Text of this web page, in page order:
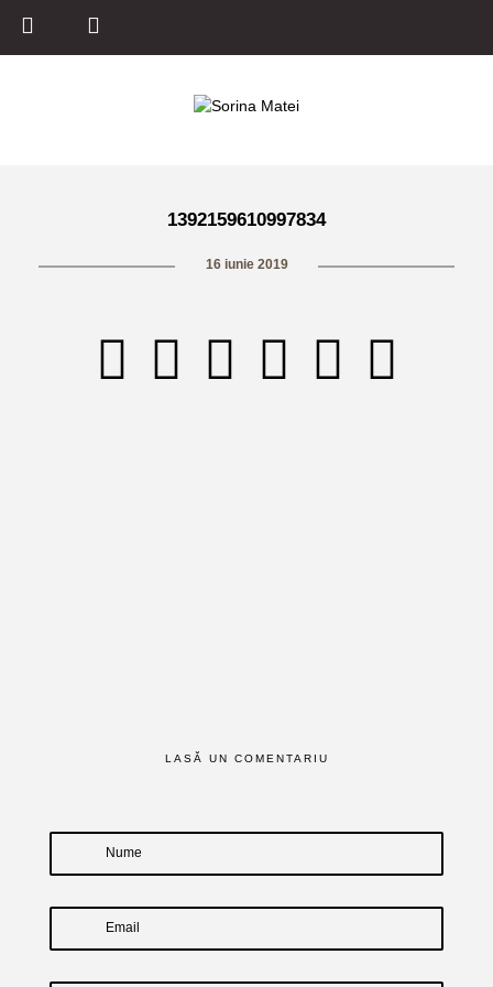
1392159610997834
16 iunie 2019
LASĂ UN COMENTARIU
Nume
Email